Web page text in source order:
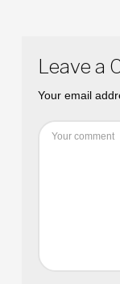
Leave a
Your email